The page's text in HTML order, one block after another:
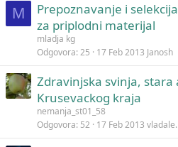
M
Prepoznavanje i
za priplodni materijal
mladja kg
Odgovora 25 17 Feb 2013 Janosh
Zdravinjska svinja,
Krusevackog kraja
nemanja_st01_58
Odgovora 52 17 Feb 2013